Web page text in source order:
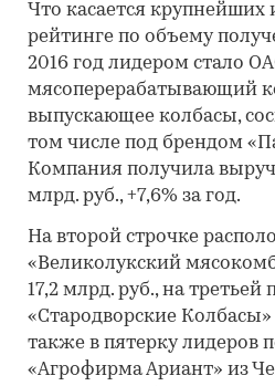
Что касается крупнейших
рейтинге по объему
2016 год лидером стало
мясоперерабатывающий
выпускающее колбасы,
том числе под брендом
Компания получила
млрд. руб., +7,6% за год.
На второй строчке
«Великолукский
17,2 млрд. руб., на
«Стародворские Колбасы»
также в пятерку лидеров
«Агрофирма Ариант» из